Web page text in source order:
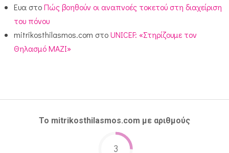
Ευα στοΠώς βοηθούν οι αναπνοές τοκετού στη διαχείριση
του πόνου
mitrikosthilasmos.com στοUNICEF: «Στηρίζουμε τον
Θηλασμό ΜΑΖΙ»
Το mitrikosthilasmos.com με αριθμούς
3